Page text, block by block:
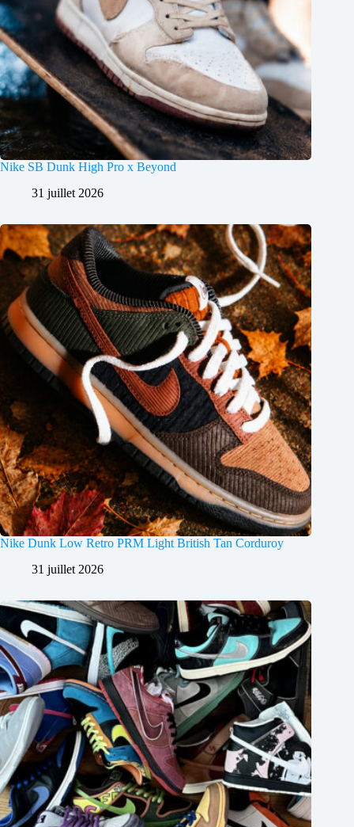
Nike SB Dunk High Pro x Beyond
31 juillet 2026
Nike Dunk Low Retro PRM Light British Tan Corduroy
31 juillet 2026